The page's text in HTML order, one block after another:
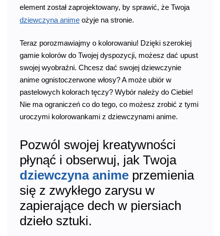
element został zaprojektowany, by sprawić, że Twoja
dziewczyna anime ożyje na stronie.
Teraz porozmawiajmy o kolorowaniu! Dzięki szerokiej
gamie kolorów do Twojej dyspozycji, możesz dać upust
swojej wyobraźni. Chcesz dać swojej dziewczynie
anime ognistoczerwone włosy? A może ubiór w
pastelowych kolorach tęczy? Wybór należy do Ciebie!
Nie ma ograniczeń co do tego, co możesz zrobić z tymi
uroczymi kolorowankami z dziewczynami anime.
Pozwól swojej kreatywności
płynąć i obserwuj, jak Twoja
dziewczyna anime przemienia
się z zwykłego zarysu w
zapierające dech w piersiach
dzieło sztuki.